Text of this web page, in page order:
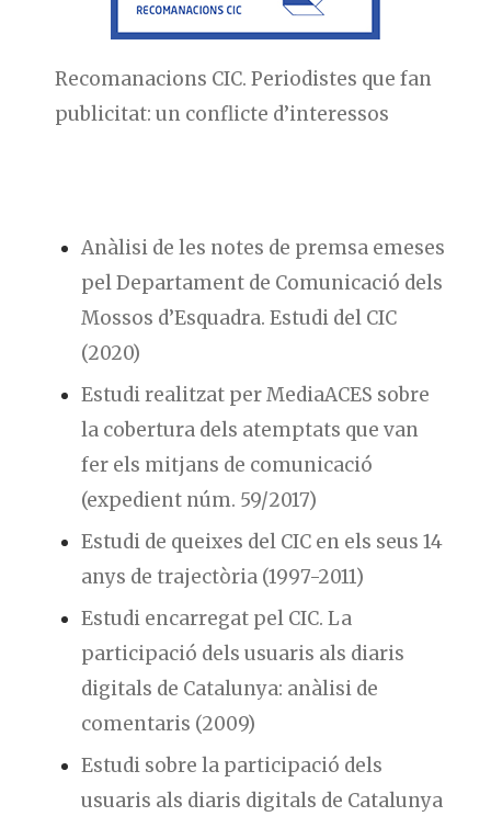
Recomanacions CIC. Periodistes que fan
publicitat: un conflicte d’interessos
Anàlisi de les notes de premsa emeses
pel Departament de Comunicació dels
Mossos d’Esquadra. Estudi del CIC
(2020)
Estudi realitzat per MediaACES sobre
la cobertura dels atemptats que van
fer els mitjans de comunicació
(expedient núm. 59/2017)
Estudi de queixes del CIC en els seus 14
anys de trajectòria (1997-2011)
Estudi encarregat pel CIC. La
participació dels usuaris als diaris
digitals de Catalunya: anàlisi de
comentaris (2009)
Estudi sobre la participació dels
usuaris als diaris digitals de Catalunya